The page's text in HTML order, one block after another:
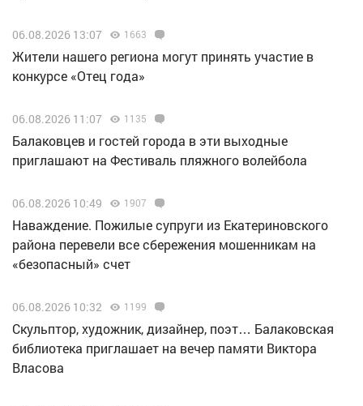
06.08.2026 13:07 1663
Жители нашего региона могут принять участие в
конкурсе «Отец года»
06.08.2026 11:07 1135
Балаковцев и гостей города в эти выходные
приглашают на Фестиваль пляжного волейбола
06.08.2026 10:49 1907
Наваждение. Пожилые супруги из Екатериновского
района перевели все сбережения мошенникам на
«безопасный» счет
06.08.2026 10:32 1199
Скульптор, художник, дизайнер, поэт… Балаковская
библиотека приглашает на вечер памяти Виктора
Власова